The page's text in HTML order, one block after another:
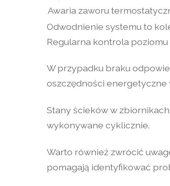
Awaria zaworu
Odwodnienie systemu to
Regularna kontrola
W przypadku braku
oszczędności energetyczne
Stany ścieków w
wykonywane cyklicznie.
Warto również zwrócić
pomagają identyfikować